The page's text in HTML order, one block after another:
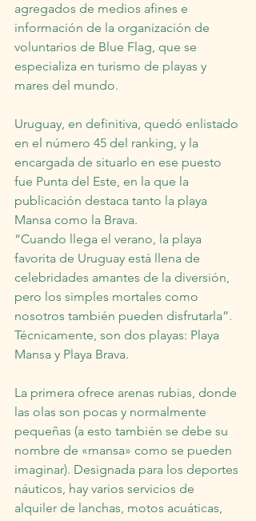
agregados de medios afines e
información de la organización de
voluntarios de Blue Flag, que se
especializa en turismo de playas y
mares del mundo.
Uruguay, en definitiva, quedó enlistado
en el número 45 del ranking, y la
encargada de situarlo en ese puesto
fue Punta del Este, en la que la
publicación destaca tanto la playa
Mansa como la Brava.
“Cuando llega el verano, la playa
favorita de Uruguay está llena de
celebridades amantes de la diversión,
pero los simples mortales como
nosotros también pueden disfrutarla”.
Técnicamente, son dos playas: Playa
Mansa y Playa Brava.
La primera ofrece arenas rubias, donde
las olas son pocas y normalmente
pequeñas (a esto también se debe su
nombre de «mansa» como se pueden
imaginar). Designada para los deportes
náuticos, hay varios servicios de
alquiler de lanchas, motos acuáticas,